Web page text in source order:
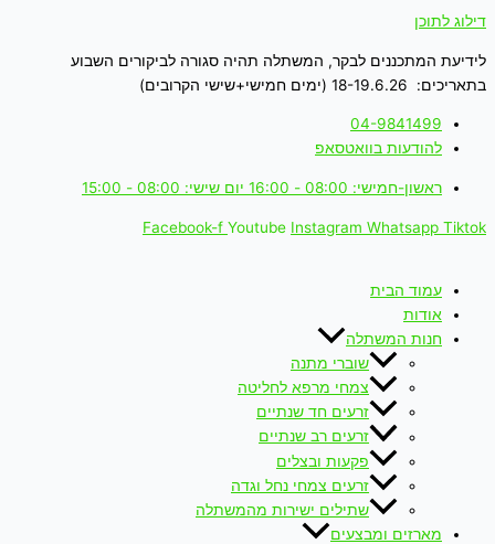
דילוג לתוכן
לידיעת המתכננים לבקר, המשתלה תהיה סגורה לביקורים השבוע
בתאריכים: 18-19.6.26 (ימים חמישי+שישי הקרובים)
04-9841499
להודעות בוואטסאפ
ראשון-חמישי: 08:00 - 16:00 יום שישי: 08:00 - 15:00
Facebook-f Youtube Instagram Whatsapp Tiktok
עמוד הבית
אודות
חנות המשתלה
שוברי מתנה
צמחי מרפא לחליטה
זרעים חד שנתיים
זרעים רב שנתיים
פקעות ובצלים
זרעים צמחי נחל וגדה
שתילים ישירות מהמשתלה
מארזים ומבצעים